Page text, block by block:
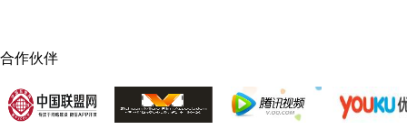
合作伙伴